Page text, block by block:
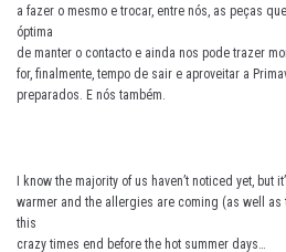
a fazer o mesmo e trocar, entre nós, as peças
óptima
de manter o contacto e ainda nos pode trazer
for, finalmente, tempo de sair e aproveitar a
preparados. E nós também.
I know the majority of us haven’t noticed yet, but
warmer and the allergies are coming (as well as
this
crazy times end before the hot summer days…